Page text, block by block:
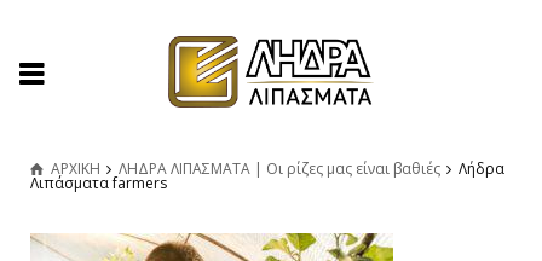
ΑΡΧΙΚΗ ΛΗΔΡΑ ΛΙΠΑΣΜΑΤΑ | Οι ρίζες μας είναι βαθιές Λήδρα
Λιπάσματα farmers